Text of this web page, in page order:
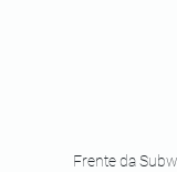
Frente da